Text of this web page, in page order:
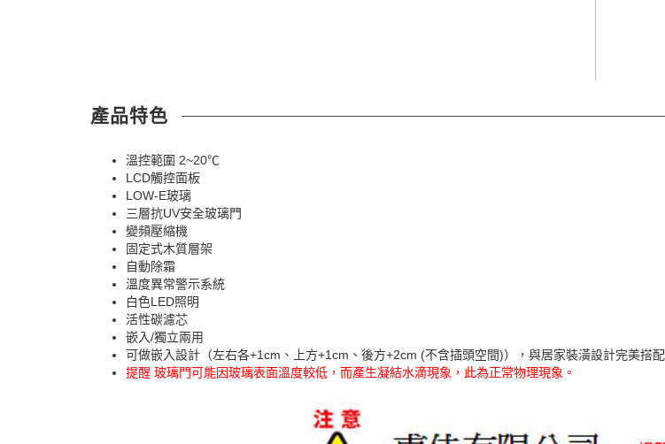
產品特色
溫控範圍 2~20℃
LCD觸控面板
LOW-E玻璃
三層抗UV安全玻璃門
變頻壓縮機
固定式木質層架
自動除霜
溫度異常警示系統
白色LED照明
活性碳濾芯
嵌入/獨立兩用
可做嵌入設計（左右各+1cm、上方+1cm、後方+2cm (不含插頭空間)），與居家裝潢設計完美搭配
提醒 玻璃門可能因玻璃表面溫度較低，而產生凝結水滴現象，此為正常物理現象。